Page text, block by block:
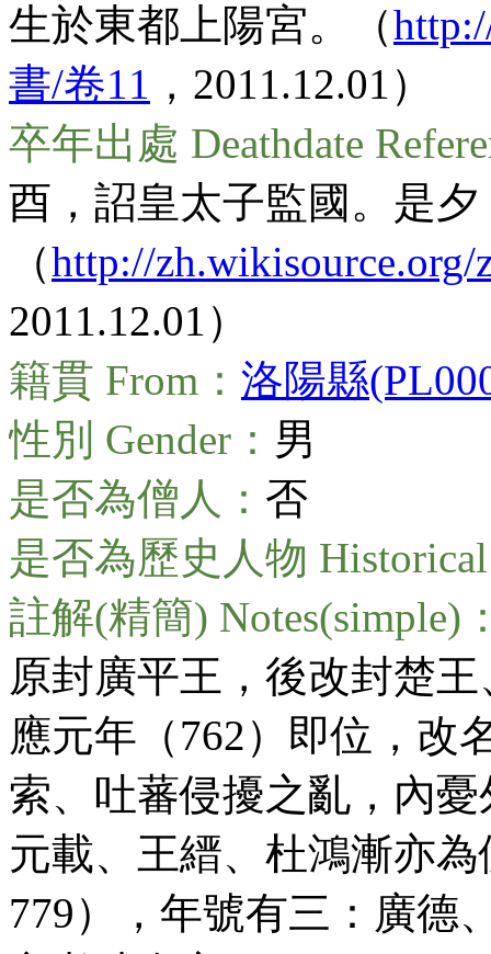
生於東都上陽宮。（
書/卷11 ，2011.12.01）
卒年出處 Deathdate
酉，詔皇太子監國。是
（http://
2011.12.01）
籍貫 From： 洛陽縣
性別 Gender： 男
是否為僧人： 否
是否為歷史人物 Historical
註解(精簡) Notes(simple)
原封廣平王，後改封楚
應元年（762）即位，改
索、吐蕃侵擾之亂，內
元載、王縉、杜鴻漸亦
779），年號有三：廣德